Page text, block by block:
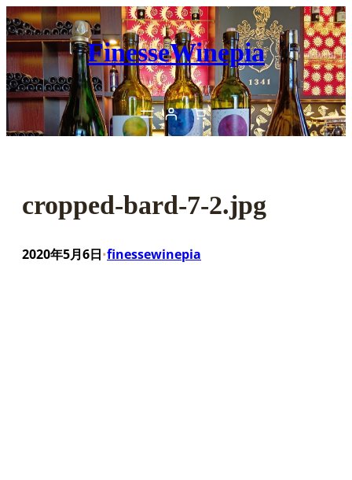
内
容
を
ス
キ
ッ
プ
FinesseWinepia
cropped-bard-7-2.jpg
2020年5月6日•finessewinepia